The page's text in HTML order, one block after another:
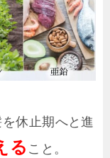
休止期へと進
る こと。